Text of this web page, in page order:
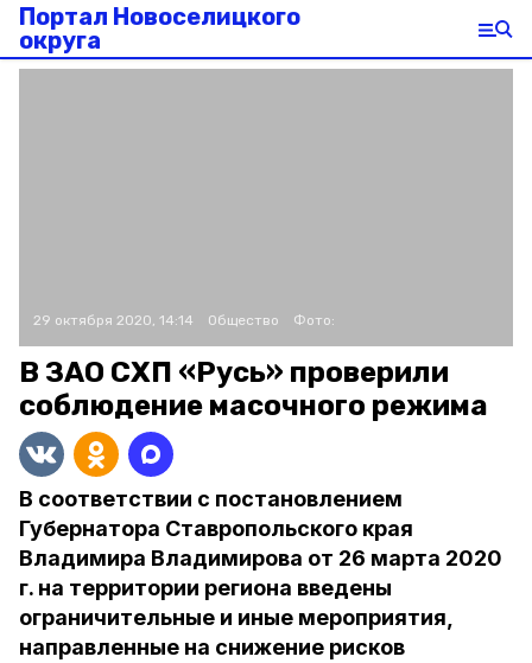
Портал Новоселицкого
округа
29 октября 2020, 14:14 Общество Фото:
В ЗАО СХП «Русь» проверили
соблюдение масочного режима
В соответствии с постановлением
Губернатора Ставропольского края
Владимира Владимирова от 26 марта 2020
г. на территории региона введены
ограничительные и иные мероприятия,
направленные на снижение рисков